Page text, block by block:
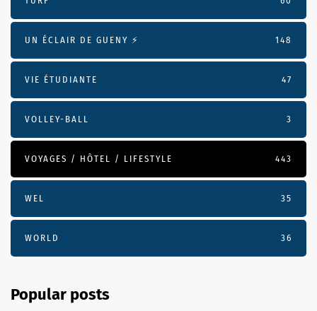
UN ÉCLAIR DE GUENY ⚡️ 148
VIE ÉTUDIANTE 47
VOLLEY-BALL 3
VOYAGES / HÔTEL / LIFESTYLE 443
WEL 35
WORLD 36
Popular posts